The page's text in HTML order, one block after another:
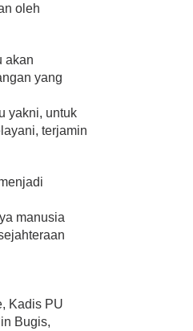
oleh
akan
yang
yakni, untuk
terjamin
manusia
Kadis PU
Bugis,